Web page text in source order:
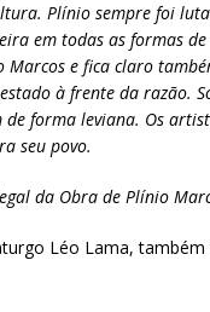
Plínio sempre foi
em todas as formas de
e fica claro
à frente da razão.
forma leviana. Os
seu povo.
da Obra de Plínio
Léo Lama,